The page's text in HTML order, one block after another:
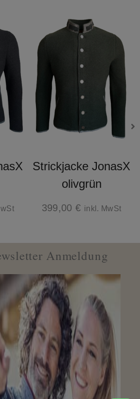
Strickjacke JonasX
olivgrün
399,00€ inkl. MwSt
Anmeldung